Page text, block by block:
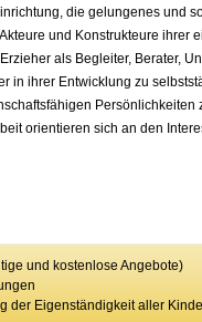
die gelungenes und
und Konstrukteure ihrer
als Begleiter, Berater,
in ihrer Entwicklung zu
Persönlichkeiten
orientieren sich an den
und kostenlose Angebote)
der Eigenständigkeit aller